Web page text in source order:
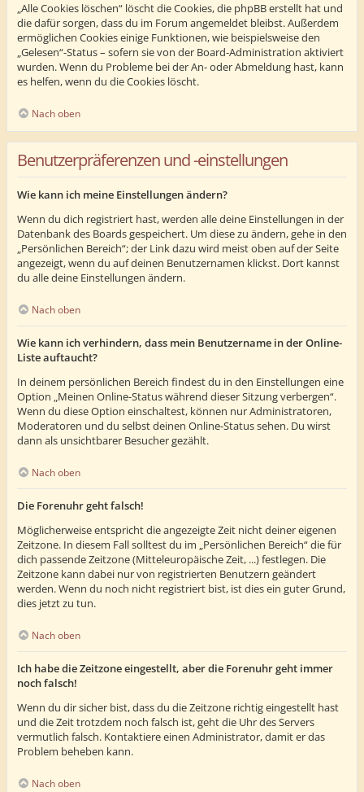
„Alle Cookies löschen“ löscht die Cookies, die phpBB erstellt hat und
die dafür sorgen, dass du im Forum angemeldet bleibst. Außerdem
ermöglichen Cookies einige Funktionen, wie beispielsweise den
„Gelesen“-Status – sofern sie von der Board-Administration aktiviert
wurden. Wenn du Probleme bei der An- oder Abmeldung hast, kann
es helfen, wenn du die Cookies löscht.
Nach oben
Benutzerpräferenzen und -einstellungen
Wie kann ich meine Einstellungen ändern?
Wenn du dich registriert hast, werden alle deine Einstellungen in der
Datenbank des Boards gespeichert. Um diese zu ändern, gehe in den
„Persönlichen Bereich“; der Link dazu wird meist oben auf der Seite
angezeigt, wenn du auf deinen Benutzernamen klickst. Dort kannst
du alle deine Einstellungen ändern.
Nach oben
Wie kann ich verhindern, dass mein Benutzername in der Online-
Liste auftaucht?
In deinem persönlichen Bereich findest du in den Einstellungen eine
Option „Meinen Online-Status während dieser Sitzung verbergen“.
Wenn du diese Option einschaltest, können nur Administratoren,
Moderatoren und du selbst deinen Online-Status sehen. Du wirst
dann als unsichtbarer Besucher gezählt.
Nach oben
Die Forenuhr geht falsch!
Möglicherweise entspricht die angezeigte Zeit nicht deiner eigenen
Zeitzone. In diesem Fall solltest du im „Persönlichen Bereich“ die für
dich passende Zeitzone (Mitteleuropäische Zeit, ...) festlegen. Die
Zeitzone kann dabei nur von registrierten Benutzern geändert
werden. Wenn du noch nicht registriert bist, ist dies ein guter Grund,
dies jetzt zu tun.
Nach oben
Ich habe die Zeitzone eingestellt, aber die Forenuhr geht immer
noch falsch!
Wenn du dir sicher bist, dass du die Zeitzone richtig eingestellt hast
und die Zeit trotzdem noch falsch ist, geht die Uhr des Servers
vermutlich falsch. Kontaktiere einen Administrator, damit er das
Problem beheben kann.
Nach oben